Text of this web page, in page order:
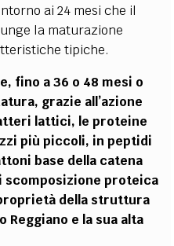
ai 24 mesi che il
la maturazione
tipiche.
fino a 36 o 48 mesi o
grazie all’azione
lattici, le proteine
più piccoli, in peptidi
base della catena
scomposizione proteica
della struttura
Reggiano e la sua alta